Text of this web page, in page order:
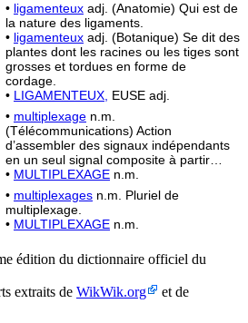
• ligamenteux adj. (Anatomie) Qui est de
la nature des ligaments.
• ligamenteux adj. (Botanique) Se dit des
plantes dont les racines ou les tiges sont
grosses et tordues en forme de
cordage.
• LIGAMENTEUX, EUSE adj.
• multiplexage n.m.
(Télécommunications) Action
d’assembler des signaux indépendants
en un seul signal composite à partir…
• MULTIPLEXAGE n.m.
• multiplexages n.m. Pluriel de
multiplexage.
• MULTIPLEXAGE n.m.
édition du dictionnaire officiel du
extraits de WikWik.org
et de